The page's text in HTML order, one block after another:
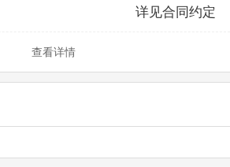
详见合同约定
查看详情